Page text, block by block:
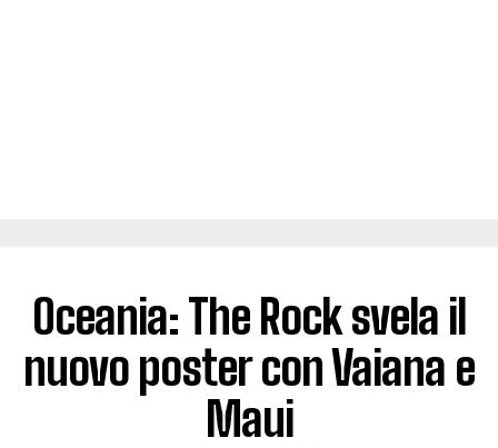
Oceania: The Rock svela il
nuovo poster con Vaiana e
Maui